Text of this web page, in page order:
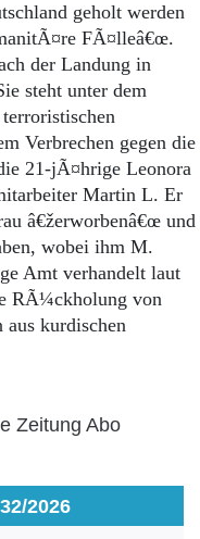
geholt werden
FÃ¤lleâ€œ.
der Landung in
steht unter dem
Verbrechen gegen die
21-jÃ¤hrige Leonora
Martin L. Er
â€žerworbenâ€œ und
wobei ihm M.
Amt verhandelt laut
RÃ¼ckholung von
kurdischen
2026